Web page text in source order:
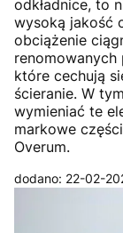
odkładnice, to
wysoką jakość
obciążenie
renomowanych
które cechują
ścieranie. W
wymieniać te
markowe
Overum.
dodano: 22-02-